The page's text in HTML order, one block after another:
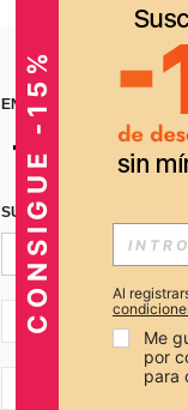
ENCUÉNTRANOS EN
SUSCRÍBETE PARA
PE + 51
CONSIGUE -15% Al
Me
por
para